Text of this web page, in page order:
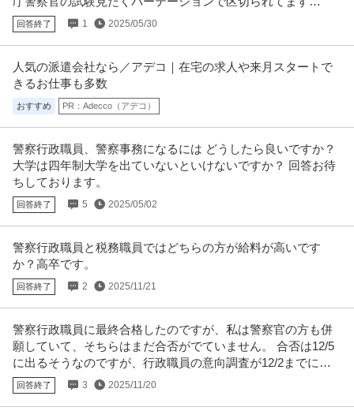
か？？
回答終了 1 2025/05/30
人気の派遣会社なら／アデコ｜在宅の求人や来月スタートで
きるお仕事も多数
おすすめ PR：Adecco（アデコ）
警察行政職員、警察事務になるには どうしたら良いですか？
大学は四年制大学を出ていないといけないですか？ 回答お待
ちしております。
回答終了 5 2025/05/02
警察行政職員と税務職員ではどちらの方が給料が高いです
か？高卒です。
回答終了 2 2025/11/21
警察行政職員に最終合格したのですが、私は警察官の方も併
願していて、そちらはまだ合否がでていません。 合否は12/5
に出るそうなのですが、行政職員の意向調査が12/2までに提
出らしいです。
回答終了 3 2025/11/20